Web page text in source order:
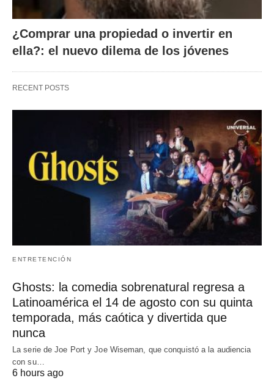
¿Comprar una propiedad o invertir en
ella?: el nuevo dilema de los jóvenes
RECENT POSTS
ENTRETENCIÓN
Ghosts: la comedia sobrenatural regresa a
Latinoamérica el 14 de agosto con su quinta
temporada, más caótica y divertida que
nunca
La serie de Joe Port y Joe Wiseman, que conquistó a la audiencia
con su…
6 hours ago